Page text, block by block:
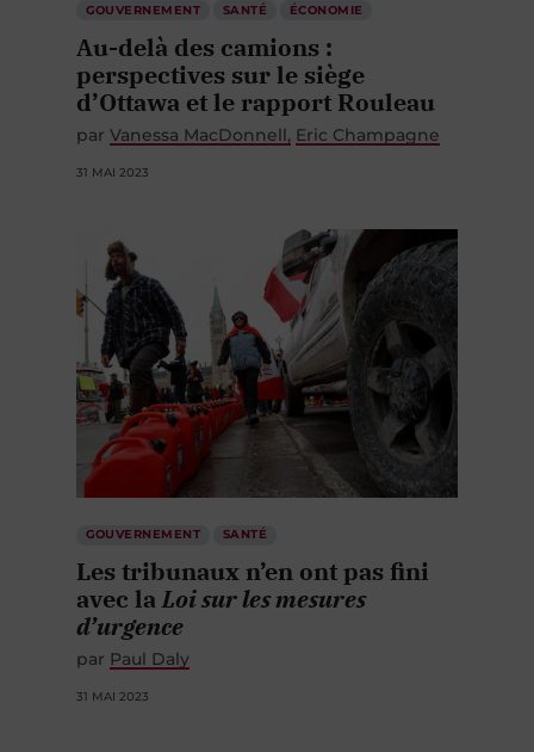
GOUVERNEMENT SANTÉ ÉCONOMIE
Au-delà des camions :
perspectives sur le siège
d’Ottawa et le rapport Rouleau
par Vanessa MacDonnell Eric Champagne
31 MAI 2023
GOUVERNEMENT SANTÉ
Les tribunaux n’en ont pas fini
avec laLoi sur les mesures
d’urgence
par Paul Daly
31 MAI 2023